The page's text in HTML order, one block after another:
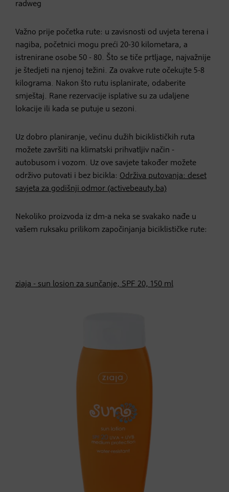
radweg
Važno prije početka rute: u zavisnosti od uvjeta terena i
nagiba, početnici mogu preći 20-30 kilometara, a
istrenirane osobe 50 - 80. Što se tiče prtljage, najvažnije
je štedjeti na njenoj težini. Za ovakve rute očekujte 5-8
kilograma. Nakon što rutu isplanirate, odaberite
smještaj. Rane rezervacije isplative su za udaljene
lokacije ili kada se putuje u sezoni.
Uz dobro planiranje, većinu dužih biciklističkih ruta
možete završiti na klimatski prihvatljiv način -
autobusom i vozom. Uz ove savjete također možete
održivo putovati i bez bicikla: Održiva putovanja: deset
savjeta za godišnji odmor (activebeauty.ba)
Nekoliko proizvoda iz dm-a neka se svakako nađe u
vašem ruksaku prilikom započinjanja biciklističke rute:
ziaja - sun losion za sunčanje, SPF 20, 150 ml